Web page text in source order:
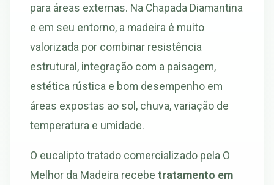
para áreas externas. Na Chapada Diamantina
e em seu entorno, a madeira é muito
valorizada por combinar resistência
estrutural, integração com a paisagem,
estética rústica e bom desempenho em
áreas expostas ao sol, chuva, variação de
temperatura e umidade.
O eucalipto tratado comercializado pela O
Melhor da Madeira recebe tratamento em